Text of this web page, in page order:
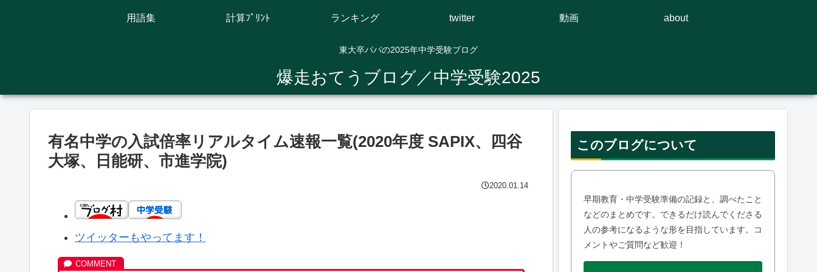
東大卒パパの2025年中学受験ブログ
爆走おてうブログ／中学受験2025
用語集 計算ﾌﾟﾘﾝﾄ ランキング twitter 動画 about
有名中学の入試倍率リアルタイム速報一覧(2020年度 SAPIX、四谷
大塚、日能研、市進学院)
2020.01.14
ツイッターもやってます！
このブログについて
早期教育・中学受験準備の記録と、調べたこと
などのまとめです。できるだけ読んでくださる
人の参考になるような形を目指しています。コ
メントやご質問など歓迎！